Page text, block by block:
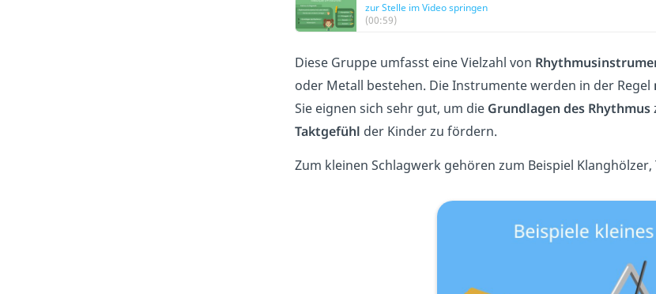
zur Stelle im Video springen
(00:59)
Diese Gruppe umfasst eine Vielzahl von
oder Metall bestehen. Die Instrumente werden in der Regel
Sie eignen sich sehr gut, um die Grundlagen des Rhythmus
Taktgefühl der Kinder zu fördern.
Zum kleinen Schlagwerk gehören zum Beispiel